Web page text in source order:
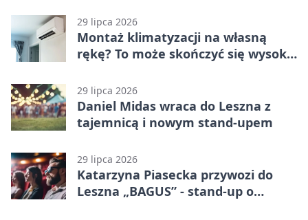
29 lipca 2026
Montaż klimatyzacji na własną
rękę? To może skończyć się wysoką
29 lipca 2026
Daniel Midas wraca do Leszna z
tajemnicą i nowym stand-upem
29 lipca 2026
Katarzyna Piasecka przywozi do
Leszna „BAGUS” - stand-up o